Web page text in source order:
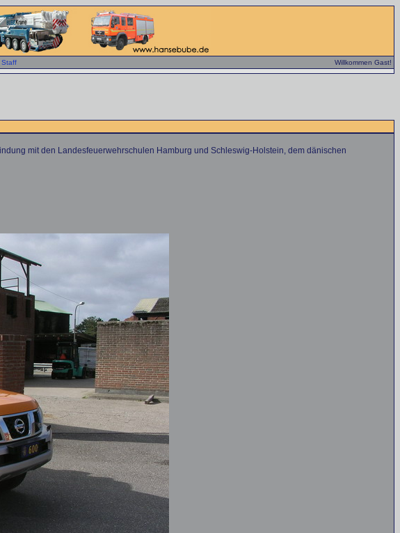
Staff Willkommen Gast!
mit den Landesfeuerwehrschulen Hamburg und Schleswig-Holstein, dem dänischen